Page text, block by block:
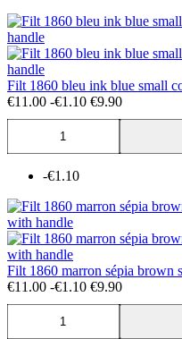
Filt 1860 bleu ink blue small
€11.00 -€1.10 €9.90
-€1.10
Filt 1860 marron sépia brown
€11.00 -€1.10 €9.90